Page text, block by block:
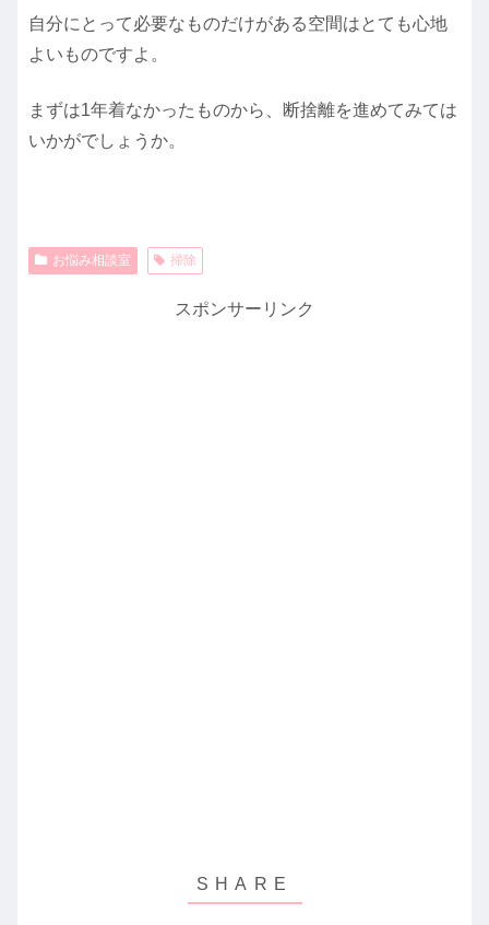
自分にとって必要なものだけがある空間はとても心地
よいものですよ。
まずは1年着なかったものから、断捨離を進めてみては
いかがでしょうか。
お悩み相談室 掃除
スポンサーリンク